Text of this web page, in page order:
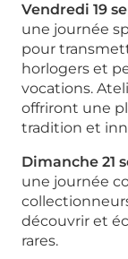
Vendredi 19
une journée
pour
horlogers et
vocations.
offriront une
tradition et
Dimanche 21
une journée
découvrir et
rares.